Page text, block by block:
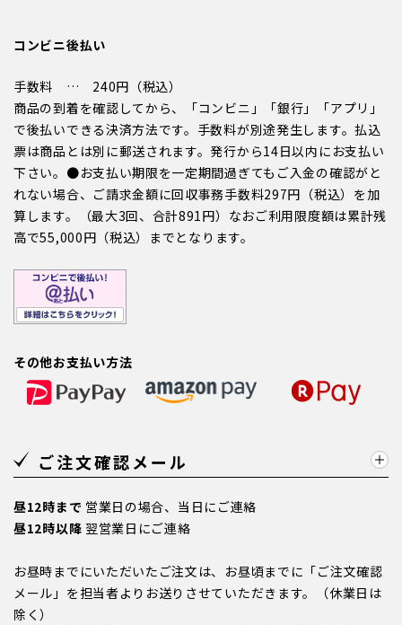
コンビニ後払い
手数料 … 240円（税込）
商品の到着を確認してから、「コンビニ」「銀行」「アプリ」
で後払いできる決済方法です。手数料が別途発生します。払込
票は商品とは別に郵送されます。発行から14日以内にお支払い
下さい。●お支払い期限を一定期間過ぎてもご入金の確認がと
れない場合、ご請求金額に回収事務手数料297円（税込）を加
算します。（最大3回、合計891円）なおご利用限度額は累計残
高で55,000円（税込）までとなります。
その他お支払い方法
ご注文確認メール
昼12時まで 営業日の場合、当日にご連絡
昼12時以降 翌営業日にご連絡
お昼時までにいただいたご注文は、お昼頃までに「ご注文確認
メール」を担当者よりお送りさせていただきます。（休業日は
除く）